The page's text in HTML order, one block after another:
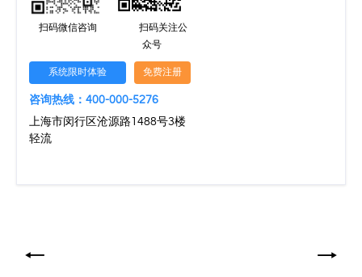
扫码微信咨询
扫码关注公
众号
系统限时体验 免费注册
咨询热线：400-000-5276
上海市闵行区沧源路1488号3楼
轻流
章